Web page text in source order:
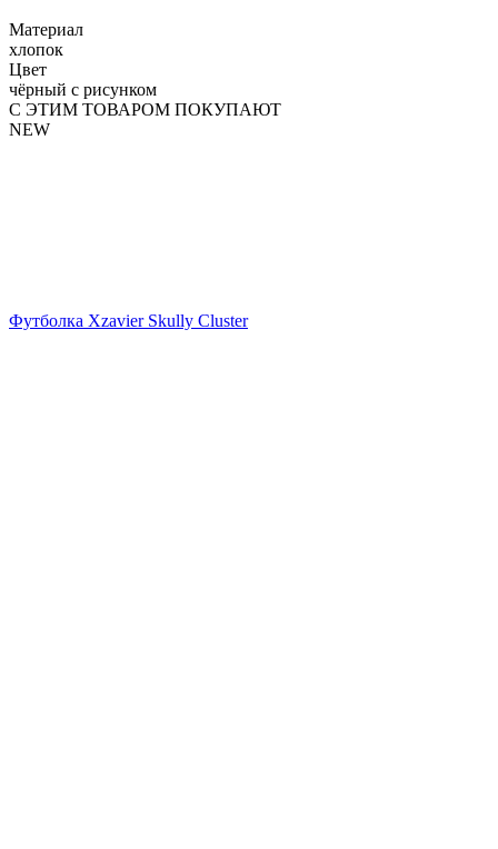
Материал
хлопок
Цвет
чёрный с рисунком
С ЭТИМ ТОВАРОМ ПОКУПАЮТ
NEW
Футболка Xzavier Skully Cluster